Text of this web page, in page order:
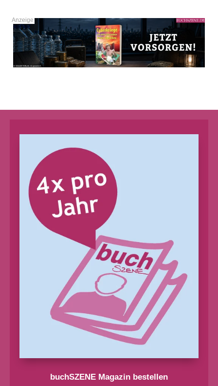
buchSZENE Magazin bestellen